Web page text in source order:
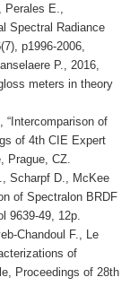
E.,
Spectral Radiance
(7), p1996-2006,
P., 2016,
meters in theory
“Intercomparison of
of 4th CIE Expert
Prague, CZ.
Scharpf D., McKee
of Spectralon BRDF
9639-49, 12p.
Chandoul F., Le
of
Proceedings of 28th